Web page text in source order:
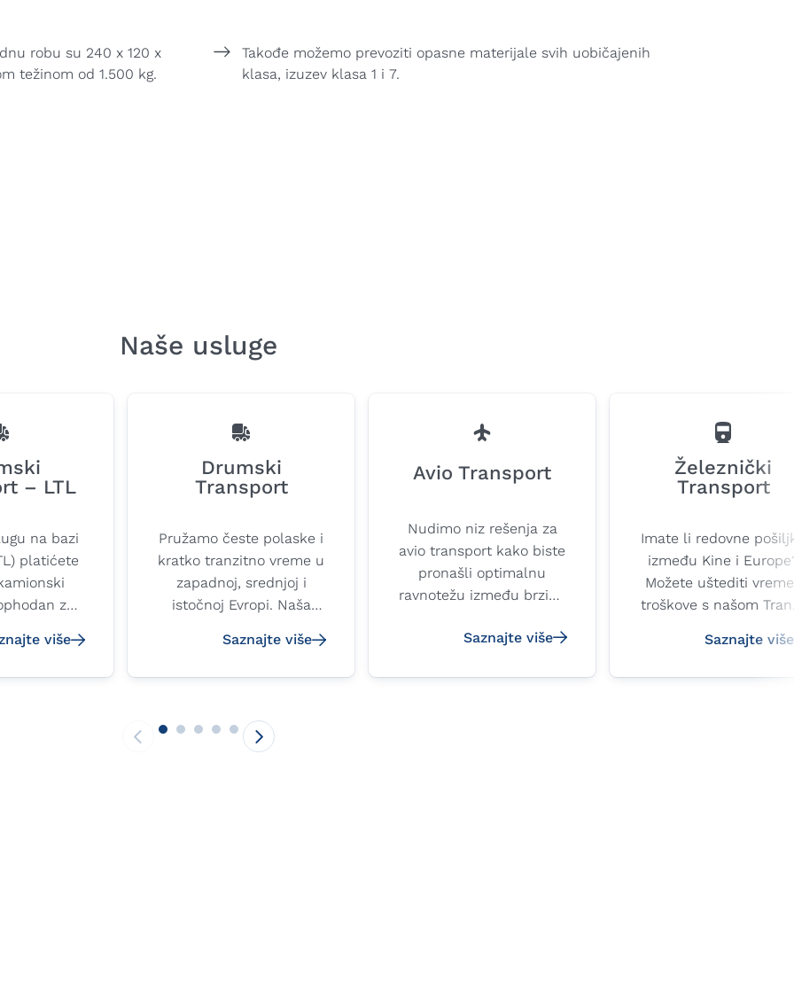
robu su 240 x 120 x
težinom od 1.500 kg.
Takođe možemo prevoziti opasne materijale svih uobičajenih
klasa, izuzev klasa 1 i 7.
Naše usluge
– LTL
na bazi
platićete
za
sa
više
Drumski
Transport
Pružamo česte polaske i
kratko tranzitno vreme u
zapadnoj, srednjoj i
istočnoj Evropi. Naša
odabrani kvalitetni
Saznajte više
Avio Transport
Nudimo niz rešenja za
avio transport kako biste
pronašli optimalnu
ravnotežu između brzine
besprekornu mrežu sa
bezbednosti i kvaliteta
Saznajte više
Železnički
Transport
Imate li redovne
između Kine i
Možete uštediti
troškove s našom
uslugom transporta kroz
Saznajte više